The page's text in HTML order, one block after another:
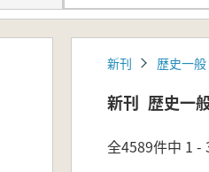
新刊 歴史一
新刊 歴史一
全4589件中 1 -